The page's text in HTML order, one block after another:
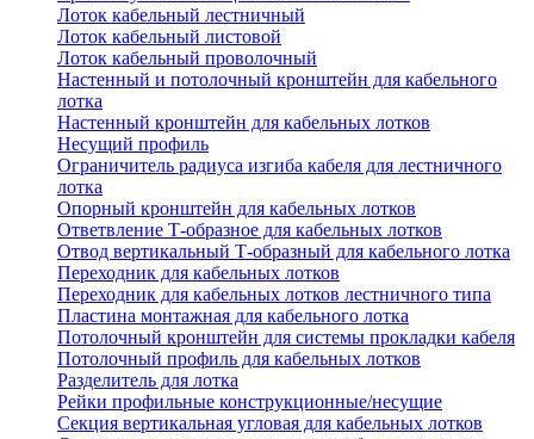
Лоток кабельный лестничный
Лоток кабельный листовой
Лоток кабельный проволочный
Настенный и потолочный кронштейн для кабельного
лотка
Настенный кронштейн для кабельных лотков
Несущий профиль
Ограничитель радиуса изгиба кабеля для лестничного
лотка
Опорный кронштейн для кабельных лотков
Ответвление Т-образное для кабельных лотков
Отвод вертикальный Т-образный для кабельного лотка
Переходник для кабельных лотков
Переходник для кабельных лотков лестничного типа
Пластина монтажная для кабельного лотка
Потолочный кронштейн для системы прокладки кабеля
Потолочный профиль для кабельных лотков
Разделитель для лотка
Рейки профильные конструкционные/несущие
Секция вертикальная угловая для кабельных лотков